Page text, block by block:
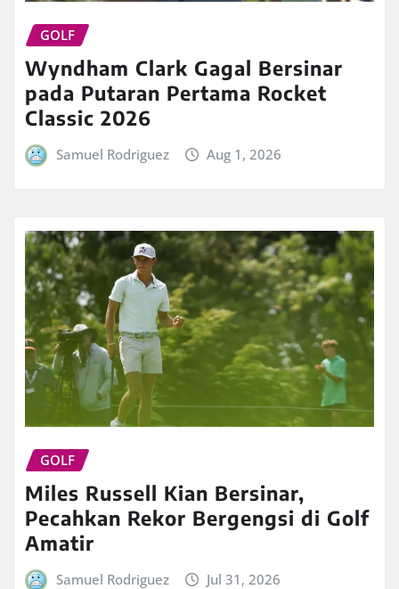
GOLF
Wyndham Clark Gagal Bersinar
pada Putaran Pertama Rocket
Classic 2026
Samuel Rodriguez Aug 1, 2026
GOLF
Miles Russell Kian Bersinar,
Pecahkan Rekor Bergengsi di Golf
Amatir
Samuel Rodriguez Jul 31, 2026